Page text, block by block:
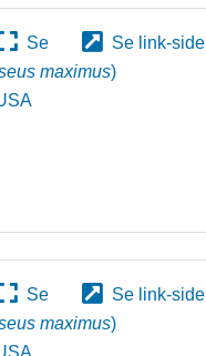
Se
Se link-side
maximus)
Se
Se link-side
maximus)